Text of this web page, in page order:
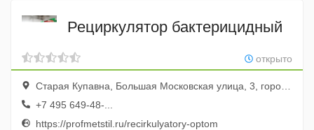
Рециркулятор бактерицидный
открыто
Старая Купавна, Большая Московская улица, 3, город Старая Купавна, Московская область, Россия
+7 495 649-48-...
https://profmetstil.ru/recirkulyatory-optom